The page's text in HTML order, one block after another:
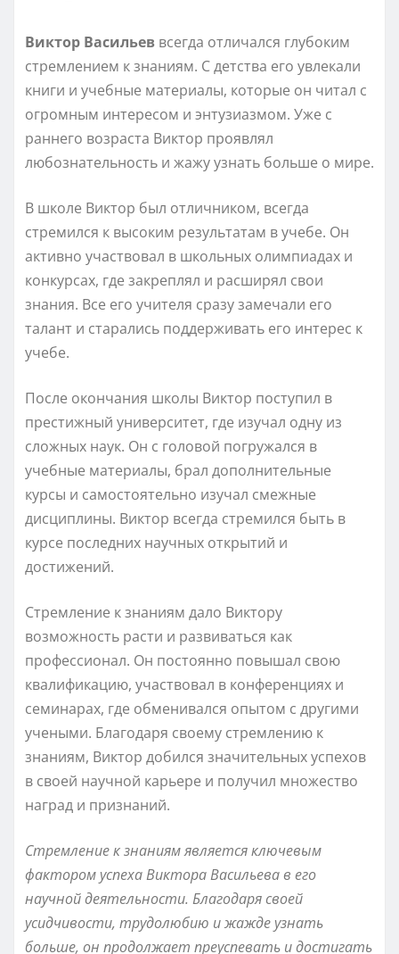
Виктор Васильев всегда отличался глубоким
стремлением к знаниям. С детства его увлекали
книги и учебные материалы, которые он читал с
огромным интересом и энтузиазмом. Уже с
раннего возраста Виктор проявлял
любознательность и жажу узнать больше о мире.
В школе Виктор был отличником, всегда
стремился к высоким результатам в учебе. Он
активно участвовал в школьных олимпиадах и
конкурсах, где закреплял и расширял свои
знания. Все его учителя сразу замечали его
талант и старались поддерживать его интерес к
учебе.
После окончания школы Виктор поступил в
престижный университет, где изучал одну из
сложных наук. Он с головой погружался в
учебные материалы, брал дополнительные
курсы и самостоятельно изучал смежные
дисциплины. Виктор всегда стремился быть в
курсе последних научных открытий и
достижений.
Стремление к знаниям дало Виктору
возможность расти и развиваться как
профессионал. Он постоянно повышал свою
квалификацию, участвовал в конференциях и
семинарах, где обменивался опытом с другими
учеными. Благодаря своему стремлению к
знаниям, Виктор добился значительных успехов
в своей научной карьере и получил множество
наград и признаний.
Стремление к знаниям является ключевым
фактором успеха Виктора Васильева в его
научной деятельности. Благодаря своей
усидчивости, трудолюбию и жажде узнать
больше, он продолжает преуспевать и достигать